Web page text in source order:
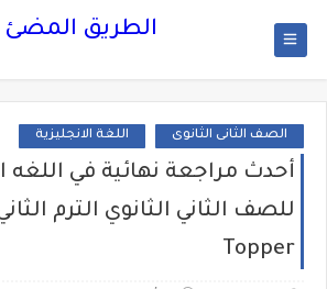
الطريق المضئ
الصف الثانى الثانوى اللغة الانجليزية
أحدث مراجعة نهائية في اللغه
Topper